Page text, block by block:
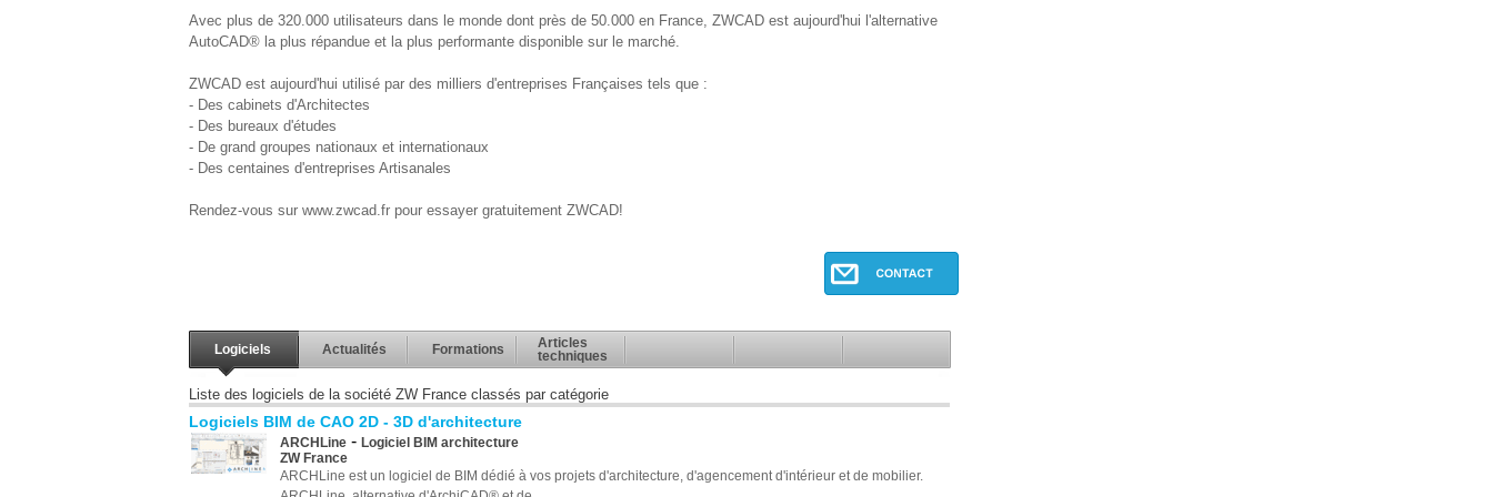
Avec plus de 320.000 utilisateurs dans le monde dont près de 50.000 en France, ZWCAD est aujourd'hui l'alternative
AutoCAD® la plus répandue et la plus performante disponible sur le marché.
ZWCAD est aujourd'hui utilisé par des milliers d'entreprises Françaises tels que :
- Des cabinets d'Architectes
- Des bureaux d'études
- De grand groupes nationaux et internationaux
- Des centaines d'entreprises Artisanales
Rendez-vous sur www.zwcad.fr pour essayer gratuitement ZWCAD!
Logiciels Actualités Formations
Articles
techniques
Liste des logiciels de la société ZW France classés par catégorie
Logiciels BIM de CAO 2D - 3D d'architecture
ARCHLine - Logiciel BIM architecture
ZW France
ARCHLine est un logiciel de BIM dédié à vos projets d'architecture, d'agencement d'intérieur et de mobilier.